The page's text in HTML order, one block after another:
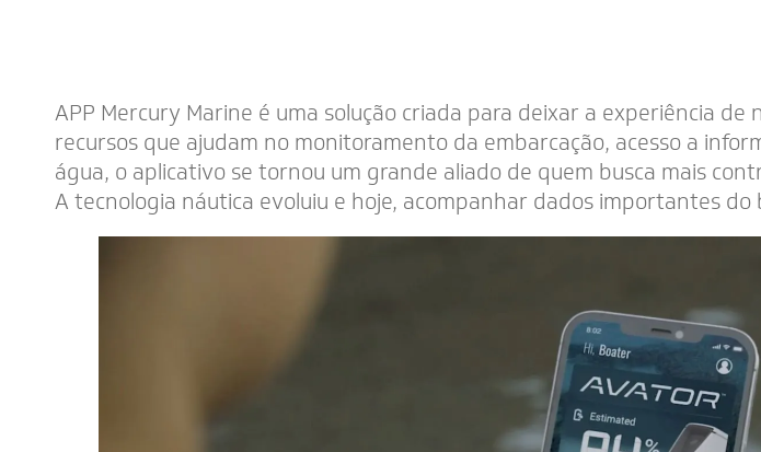
APP Mercury Marine é uma solução criada para deixar a experiência
recursos que ajudam no monitoramento da embarcação, acesso a
água, o aplicativo se tornou um grande aliado de quem busca mais
A tecnologia náutica evoluiu e hoje, acompanhar dados importantes